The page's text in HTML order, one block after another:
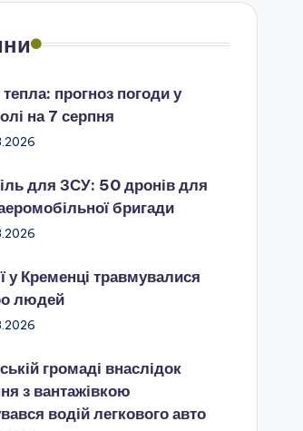
прогноз погоди у
на 7 серпня
для ЗСУ: 50 дронів для
бригади
у Кременці травмувалися
людей
громаді внаслідок
з вантажівкою
водій легкового авто